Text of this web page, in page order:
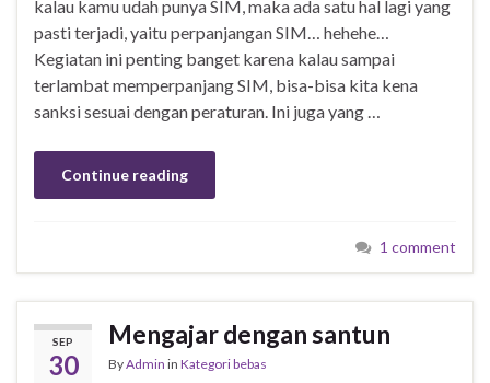
kalau kamu udah punya SIM, maka ada satu hal lagi yang
pasti terjadi, yaitu perpanjangan SIM… hehehe…
Kegiatan ini penting banget karena kalau sampai
terlambat memperpanjang SIM, bisa-bisa kita kena
sanksi sesuai dengan peraturan. Ini juga yang …
Continue reading
1 comment
SEP
30
Mengajar dengan santun
ByAdmin in Kategori bebas